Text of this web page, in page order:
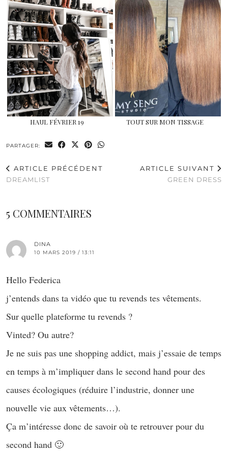
HAUL FÉVRIER 19 TOUT SUR MON TISSAGE
PARTAGER:
ARTICLE PRÉCÉDENT
DREAMLIST
ARTICLE SUIVANT
GREEN DRESS
5 COMMENTAIRES
DINA
10 MARS 2019 / 13:11
Hello Federica
j’entends dans ta vidéo que tu revends tes vêtements.
Sur quelle plateforme tu revends ?
Vinted? Ou autre?
Je ne suis pas une shopping addict, mais j’essaie de temps
en temps à m’impliquer dans le second hand pour des
causes écologiques (réduire l’industrie, donner une
nouvelle vie aux vêtements…).
Ça m’intéresse donc de savoir où te retrouver pour du
second hand 🙂